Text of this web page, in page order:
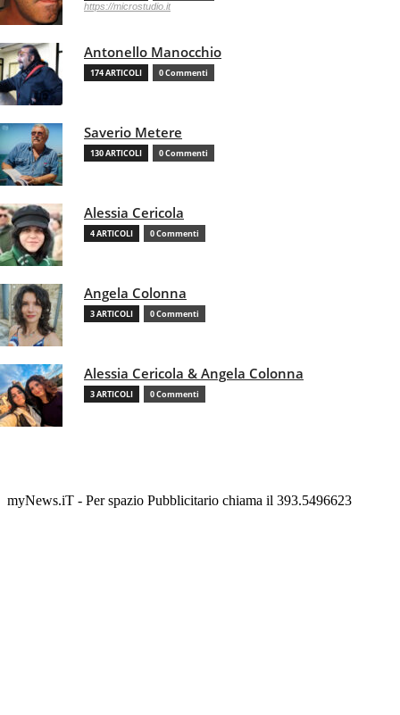
https://microstudio.it
Antonello Manocchio
174 ARTICOLI 0 Commenti
Saverio Metere
130 ARTICOLI 0 Commenti
Alessia Cericola
4 ARTICOLI 0 Commenti
Angela Colonna
3 ARTICOLI 0 Commenti
Alessia Cericola & Angela Colonna
3 ARTICOLI 0 Commenti
myNews.iT - Per spazio Pubblicitario chiama il 393.5496623